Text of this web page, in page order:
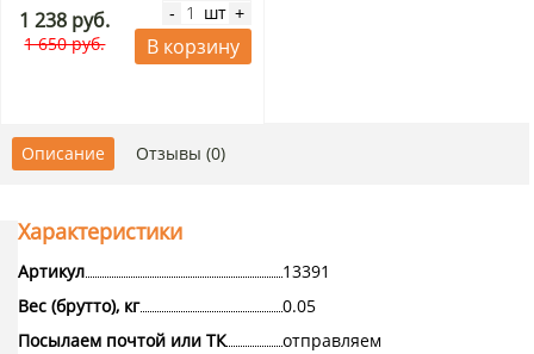
1 238 руб.
1 650 руб.
- шт +
В корзину
Описание Отзывы (0)
Характеристики
Артикул
13391
Вес (брутто), кг
0.05
Посылаем почтой или ТК
отправляем